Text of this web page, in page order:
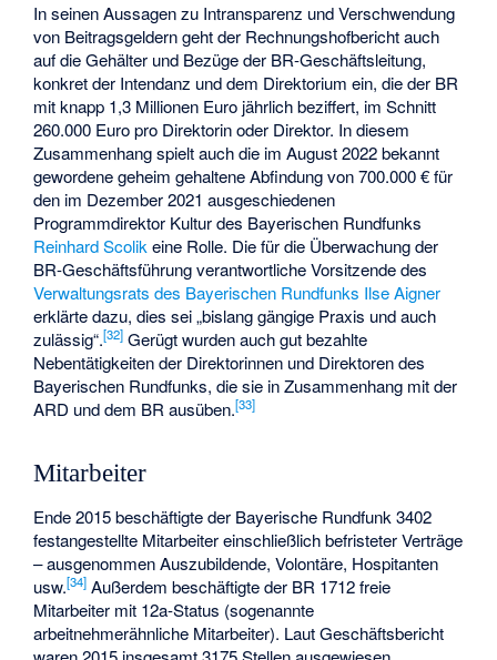
In seinen Aussagen zu Intransparenz und Verschwendung
von Beitragsgeldern geht der Rechnungshofbericht auch
auf die Gehälter und Bezüge der BR-Geschäftsleitung,
konkret der Intendanz und dem Direktorium ein, die der BR
mit knapp 1,3 Millionen Euro jährlich beziffert, im Schnitt
260.000 Euro pro Direktorin oder Direktor. In diesem
Zusammenhang spielt auch die im August 2022 bekannt
gewordene geheim gehaltene Abfindung von 700.000 € für
den im Dezember 2021 ausgeschiedenen
Programmdirektor Kultur des Bayerischen Rundfunks
Reinhard Scolik eine Rolle. Die für die Überwachung der
BR-Geschäftsführung verantwortliche Vorsitzende des
Verwaltungsrats des Bayerischen Rundfunks Ilse Aigner
erklärte dazu, dies sei „bislang gängige Praxis und auch
zulässig“.[32] Gerügt wurden auch gut bezahlte
Nebentätigkeiten der Direktorinnen und Direktoren des
Bayerischen Rundfunks, die sie in Zusammenhang mit der
ARD und dem BR ausüben.[33]
Mitarbeiter
Ende 2015 beschäftigte der Bayerische Rundfunk 3402
festangestellte Mitarbeiter einschließlich befristeter Verträge
– ausgenommen Auszubildende, Volontäre, Hospitanten
usw.[34] Außerdem beschäftigte der BR 1712 freie
Mitarbeiter mit 12a-Status (sogenannte
arbeitnehmerähnliche Mitarbeiter). Laut Geschäftsbericht